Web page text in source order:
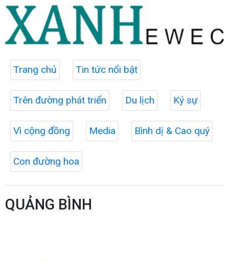
Trang chủ Tin tức nổi bật
Trên đường phát triển Du lịch Ký sự
Vì cộng đồng Media Bình dị & Cao quý
Con đường hoa
QUẢNG BÌNH